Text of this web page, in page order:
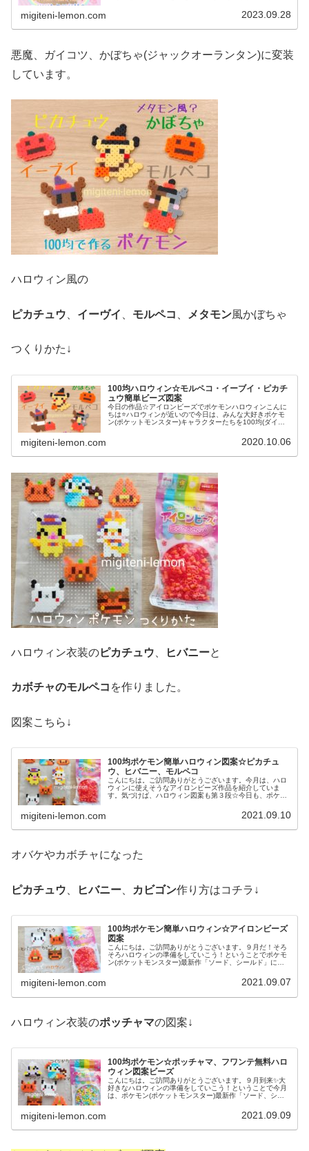
migiteni-lemon.com 2023.09.28
悪魔、ガイコツ、かぼちゃ(ジャックオーランタン)に変装
しています。
ハロウィン風の
ピカチュウ イーヴイ モルペコ メタモン風かぼちゃ
つくりかた↓
100均ハロウィン☆モルペコ・イーブイ・ピカチ
ュウ簡単ビーズ図案
今日の作品☆アイロンビーズでポケモンハロウィンこんに
ちは⭐ハロウィンが近いので今日は、みんな大好きポケモ
ン(ポケットモンスター)キャラクターたちを100均(ダイソ
migiteni-lemon.com 2020.10.06
ハロウィン衣装のピカチュウ ヒバニーと
カボチャのモルペコ を作りました。
図案こちら↓
100均ポケモン簡単ハロウィン図案☆ピカチュ
ウ、ヒバニー、モルペコ
こんにちは。ご訪問ありがとうございます。今月は、ハロ
ウィンに使えそうなアイロンビーズ作品を紹介していま
す。気づけば、ハロウィン図案も第３段☆今日も、ポケモ
migiteni-lemon.com 2021.09.10
オバケやカボチャになった
ピカチュウ ヒバニー カビゴン作り方はコチラ↓
100均ポケモン簡単ハロウィン☆アイロンビーズ
図案
こんにちは。ご訪問ありがとうございます。９月だ！そろ
そろハロウィンの準備をしていこう！ということでポケモ
ン(ポケットモンスター)最新作「ソード、シールド」に登
migiteni-lemon.com 2021.09.07
ハロウィン衣装のポッチャマの図案↓
100均ポケモン☆ポッチャマ、フワンテ無料ハロ
ウィン図案ビーズ
こんにちは。ご訪問ありがとうございます。９月到来✨️大
好きなハロウィンの準備をしていこう！ということで今月
は、ポケモン(ポケットモンスター)最新作「ソード、シー
migiteni-lemon.com 2021.09.09